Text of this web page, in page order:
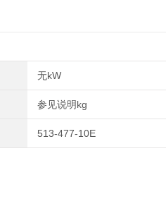
无kW
参见说明kg
513-477-10E